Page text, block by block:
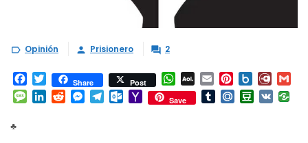
 Opinión  Prisionero  2
Facebook
TwitterShare Post WhatsApp
AOL
Mail
EmailPinterest
Box.net
Message
LinkedInRedditMessenger
TelegramOutlook.com
YahooSave TumblrMail.RuDouban
VK
♣